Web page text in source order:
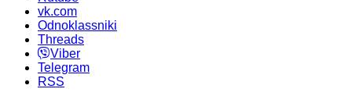
vk.com
Odnoklassniki
Threads
Viber
Telegram
RSS